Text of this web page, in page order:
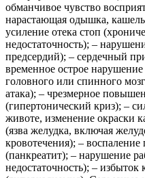
обманчивое чувство
нарастающая одышка,
усиление отека стоп
недостаточность); ‒
предсердий); ‒ сердечный
временное острое
головного или спинного
атака); ‒ чрезмерное
(гипертонический криз); ‒
животе, изменение окраски
(язва желудка, включая
кровотечения); ‒
(панкреатит); ‒ нарушение
недостаточность); ‒ избыток